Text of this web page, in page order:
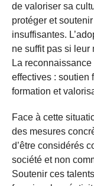
de valoriser sa
protéger et
insuffisantes.
ne suffit pas si
La
effectives : soutien
formation et
Face à cette
des mesures
d’être considérés
société et non
Soutenir ces